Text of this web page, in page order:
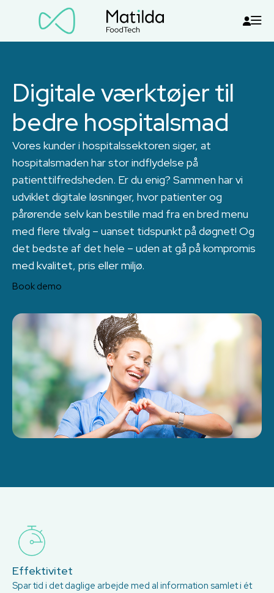
Digitale værktøjer til
bedre hospitalsmad
Vores kunder i hospitalssektoren siger, at
hospitalsmaden har stor indflydelse på
patienttilfredsheden. Er du enig? Sammen har vi
udviklet digitale løsninger, hvor patienter og
pårørende selv kan bestille mad fra en bred menu
med flere tilvalg – uanset tidspunkt på døgnet! Og
det bedste af det hele – uden at gå på kompromis
med kvalitet, pris eller miljø.
Book demo
Effektivitet
Spar tid i det daglige arbejde med al information samlet i ét